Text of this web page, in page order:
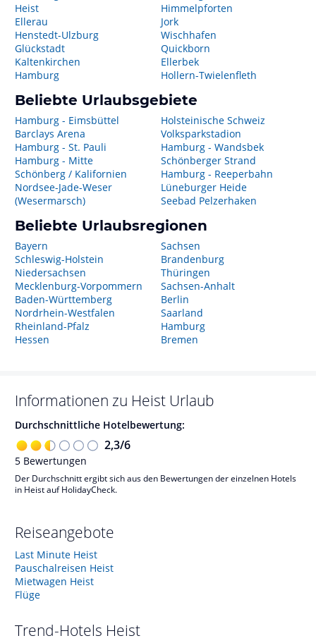
Heist
Ellerau
Henstedt-Ulzburg
Glückstadt
Kaltenkirchen
Hamburg
Himmelpforten
Jork
Wischhafen
Quickborn
Ellerbek
Hollern-Twielenfleth
Beliebte Urlaubsgebiete
Hamburg - Eimsbüttel
Barclays Arena
Hamburg - St. Pauli
Hamburg - Mitte
Schönberg / Kalifornien
Nordsee-Jade-Weser
(Wesermarsch)
Holsteinische Schweiz
Volksparkstadion
Hamburg - Wandsbek
Schönberger Strand
Hamburg - Reeperbahn
Lüneburger Heide
Seebad Pelzerhaken
Beliebte Urlaubsregionen
Bayern
Schleswig-Holstein
Niedersachsen
Mecklenburg-Vorpommern
Baden-Württemberg
Nordrhein-Westfalen
Rheinland-Pfalz
Hessen
Sachsen
Brandenburg
Thüringen
Sachsen-Anhalt
Berlin
Saarland
Hamburg
Bremen
Informationen zu Heist Urlaub
Durchschnittliche Hotelbewertung:
2,3/6
5 Bewertungen
Der Durchschnitt ergibt sich aus den Bewertungen der einzelnen Hotels
in Heist auf HolidayCheck.
Reiseangebote
Last Minute Heist
Pauschalreisen Heist
Mietwagen Heist
Flüge
Trend-Hotels Heist